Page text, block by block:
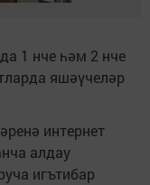
1 нче һәм 2 нче
яшәүчеләр
интернет
алдау
игътибар